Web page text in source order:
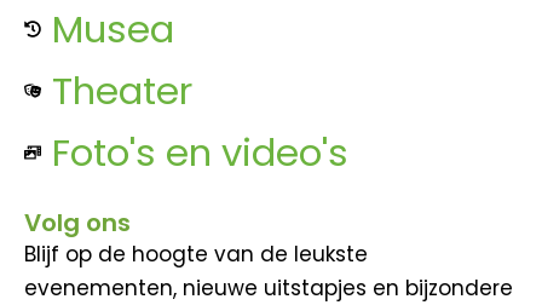
Musea
Theater
Foto's en video's
Volg ons
Blijf op de hoogte van de leukste
evenementen, nieuwe uitstapjes en bijzondere